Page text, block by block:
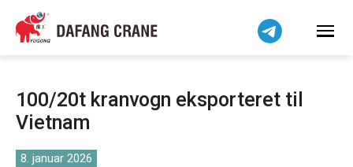
100/20t kranvogn eksporteret til
Vietnam
8. januar 2026
हिन्दी
Bahasa Indonesia
简体中文
বাংলা
فارسی